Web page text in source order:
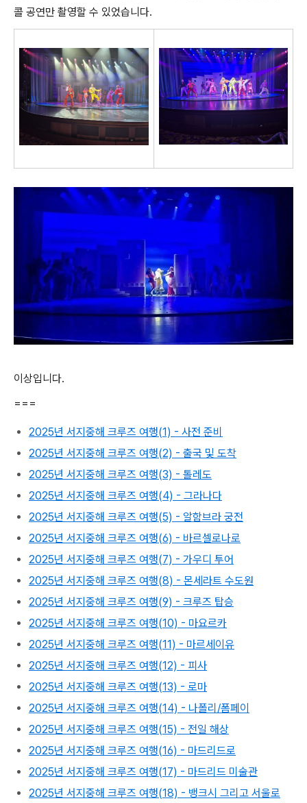
콜 공연만 촬영할 수 있었습니다.
이상입니다.
===
2025년 서지중해 크루즈 여행(1) - 사전 준비
2025년 서지중해 크루즈 여행(2) - 출국 및 도착
2025년 서지중해 크루즈 여행(3) - 톨레도
2025년 서지중해 크루즈 여행(4) - 그라나다
2025년 서지중해 크루즈 여행(5) - 알함브라 궁전
2025년 서지중해 크루즈 여행(6) - 바르셀로나로
2025년 서지중해 크루즈 여행(7) - 가우디 투어
2025년 서지중해 크루즈 여행(8) - 몬세라트 수도원
2025년 서지중해 크루즈 여행(9) - 크루즈 탑승
2025년 서지중해 크루즈 여행(10) - 마요르카
2025년 서지중해 크루즈 여행(11) - 마르세이유
2025년 서지중해 크루즈 여행(12) - 피사
2025년 서지중해 크루즈 여행(13) - 로마
2025년 서지중해 크루즈 여행(14) - 나폴리/폼페이
2025년 서지중해 크루즈 여행(15) - 전일 해상
2025년 서지중해 크루즈 여행(16) - 마드리드로
2025년 서지중해 크루즈 여행(17) - 마드리드 미술관
2025년 서지중해 크루즈 여행(18) - 뱅크시 그리고 서울로